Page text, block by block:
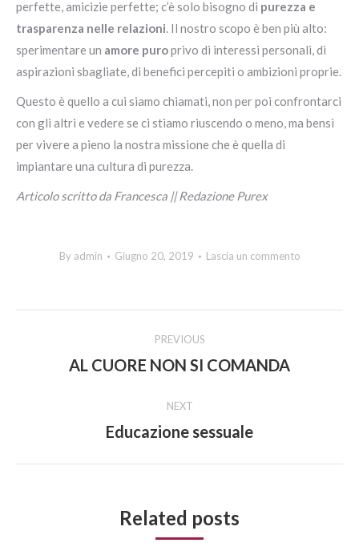
perfette, amicizie perfette; c’è solo bisogno di purezza e
trasparenza nelle relazioni. Il nostro scopo è ben più alto:
sperimentare un amore puroprivo di interessi personali, di
aspirazioni sbagliate, di benefici percepiti o ambizioni proprie.
Questo è quello a cui siamo chiamati, non per poi confrontarci
con gli altri e vedere se ci stiamo riuscendo o meno, ma bensì
per vivere a pieno la nostra missione che è quella di
impiantare una cultura di purezza.
Articolo scritto da Francesca || Redazione Purex
By admin Giugno 20, 2019 Lascia un commento
navigation
PREVIOUS
Previous
AL CUORE NON SI COMANDA
NEXT
Next
Educazione sessuale
Related posts